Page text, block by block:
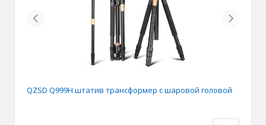
Previous Next
QZSD Q999H штатив трансформер с шаровой головой